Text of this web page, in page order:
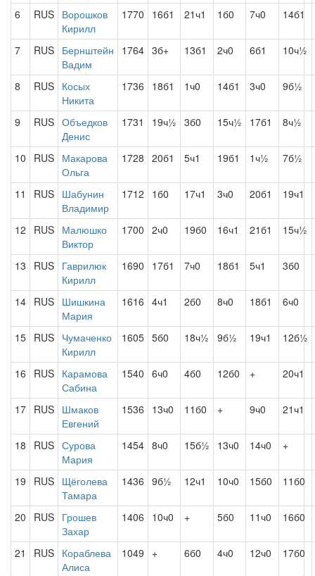
6 RUS Ворошков
Кирилл
1770 16б1 21ч1 1б0 7ч0 14б1
7 RUS Бернштейн
Вадим
1764 3б+ 13б1 2ч0 6б1 10ч½
8 RUS Косых
Никита
1736 18б1 1ч0 14б1 3ч0 9б½
9 RUS Объедков
Денис
1731 19ч½ 3б0 15ч½ 17б1 8ч½
10 RUS Макарова
Ольга
1728 20б1 5ч1 19б1 1ч½ 7б½
11 RUS Шабунин
Владимир
1712 1б0 17ч1 3ч0 20б1 19ч1
12 RUS Малюшко
Виктор
1700 2ч0 19б0 16ч1 21б1 15ч½
13 RUS Гаврилюк
Кирилл
1690 17б1 7ч0 18б1 5ч1 3б0
14 RUS Шишкина
Мария
1616 4ч1 2б0 8ч0 18б1 6ч0
15 RUS Чумаченко
Кирилл
1605 5б0 18ч½ 9б½ 19ч1 12б½
16 RUS Карамова
Сабина
1540 6ч0 4б0 12б0 + 20ч1
17 RUS Шмаков
Евгений
1536 13ч0 11б0 + 9ч0 21ч1
18 RUS Сурова
Мария
1454 8ч0 15б½ 13ч0 14ч0 +
19 RUS Щёголева
Тамара
1436 9б½ 12ч1 10ч0 15б0 11б0
20 RUS Грошев
Захар
1406 10ч0 + 5б0 11ч0 16б0
21 RUS Кораблева
Алиса
1049 + 6б0 4ч0 12ч0 17б0